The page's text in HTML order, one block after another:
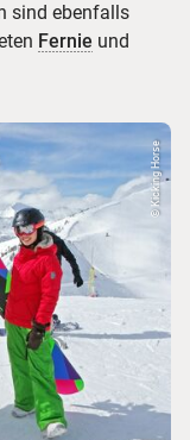
sind ebenfalls
Fernie und
© Kicking Horse